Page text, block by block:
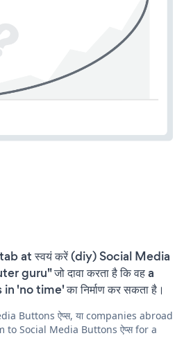
at स्वयं करें (diy) Social Media
guru" जो दावा करता है कि वह a
time' का निर्माण कर सकता है।
Buttons ऐप्स, या companies abroad
to Social Media Buttons ऐप्स for a